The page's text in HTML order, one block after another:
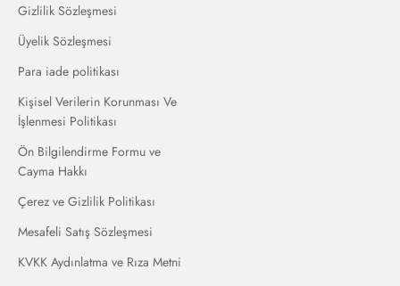
Gizlilik Sözleşmesi
Üyelik Sözleşmesi
Para iade politikası
Kişisel Verilerin Korunması Ve
İşlenmesi Politikası
Ön Bilgilendirme Formu ve
Cayma Hakkı
Çerez ve Gizlilik Politikası
Mesafeli Satış Sözleşmesi
KVKK Aydınlatma ve Rıza Metni